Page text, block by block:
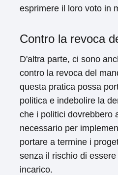
esprimere il loro voto in
Contro la revoca
D'altra parte, ci sono
contro la revoca del
questa pratica possa
politica e indebolire la
che i politici dovrebbero
necessario per
portare a termine i
senza il rischio di
incarico.